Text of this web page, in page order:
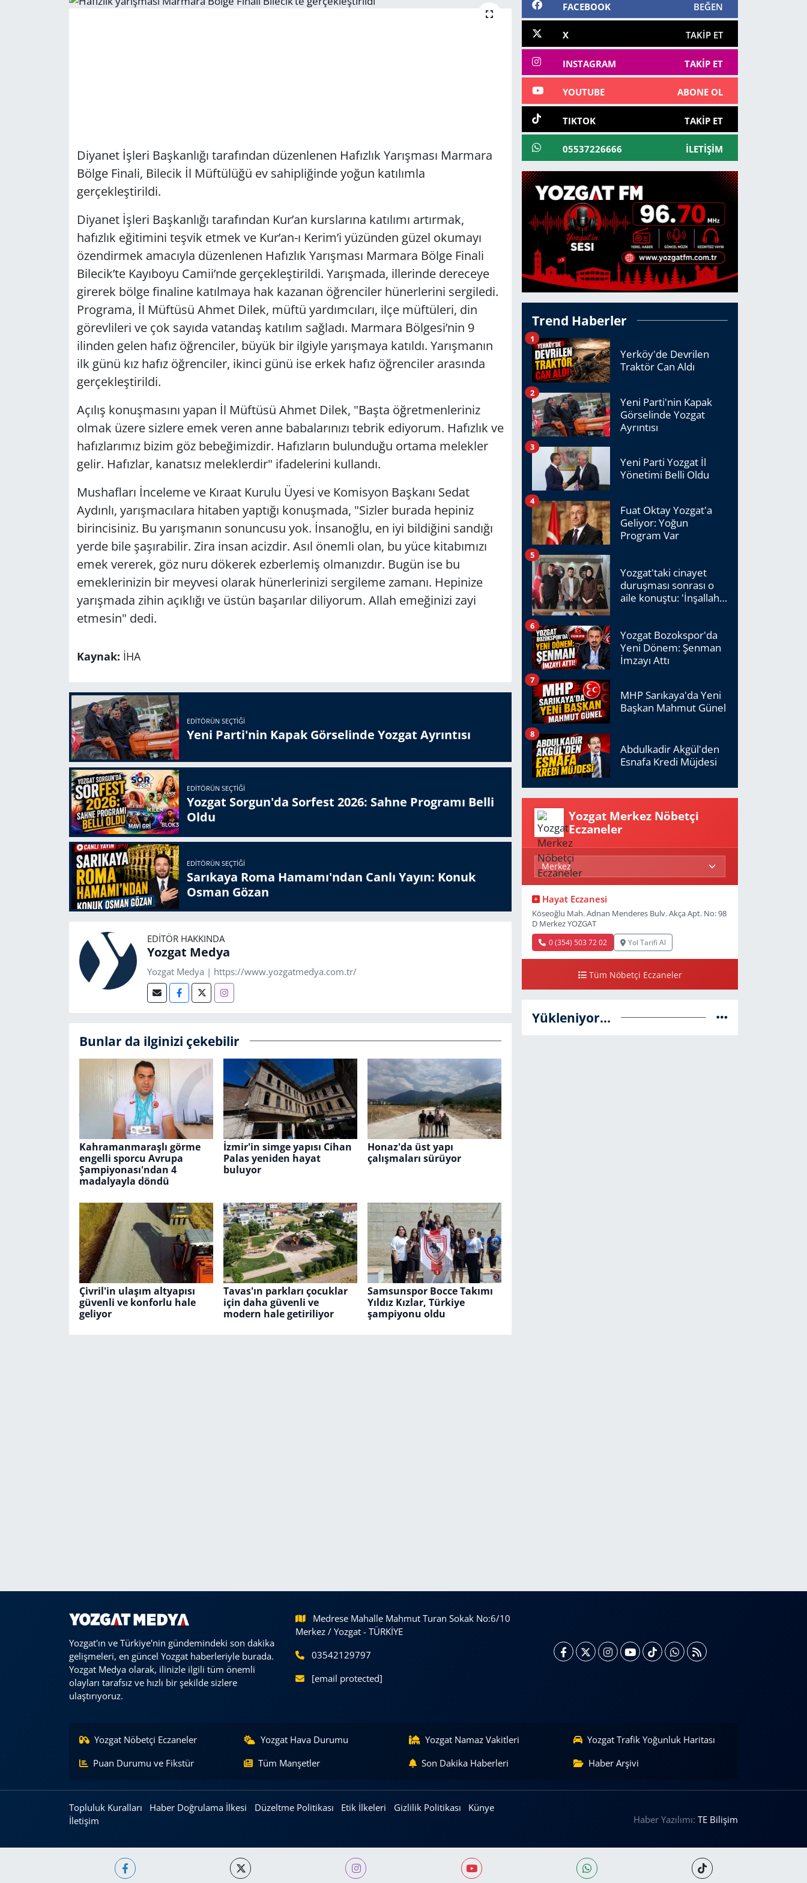
Diyanet İşleri Başkanlığı tarafından düzenlenen Hafızlık Yarışması Marmara
Bölge Finali, Bilecik İl Müftülüğü ev sahipliğinde yoğun katılımla
gerçekleştirildi.
Diyanet İşleri Başkanlığı tarafından Kur’an kurslarına katılımı artırmak,
hafızlık eğitimini teşvik etmek ve Kur’an-ı Kerim’i yüzünden güzel okumayı
özendirmek amacıyla düzenlenen Hafızlık Yarışması Marmara Bölge Finali
Bilecik’te Kayıboyu Camii’nde gerçekleştirildi. Yarışmada, illerinde dereceye
girerek bölge finaline katılmaya hak kazanan öğrenciler hünerlerini sergiledi.
Programa, İl Müftüsü Ahmet Dilek, müftü yardımcıları, ilçe müftüleri, din
görevlileri ve çok sayıda vatandaş katılım sağladı. Marmara Bölgesi’nin 9
ilinden gelen hafız öğrenciler, büyük bir ilgiyle yarışmaya katıldı. Yarışmanın
ilk günü kız hafız öğrenciler, ikinci günü ise erkek hafız öğrenciler arasında
gerçekleştirildi.
Açılış konuşmasını yapan İl Müftüsü Ahmet Dilek, "Başta öğretmenleriniz
olmak üzere sizlere emek veren anne babalarınızı tebrik ediyorum. Hafızlık ve
hafızlarımız bizim göz bebeğimizdir. Hafızların bulunduğu ortama melekler
gelir. Hafızlar, kanatsız meleklerdir" ifadelerini kullandı.
Mushafları İnceleme ve Kıraat Kurulu Üyesi ve Komisyon Başkanı Sedat
Aydınlı, yarışmacılara hitaben yaptığı konuşmada, "Sizler burada hepiniz
birincisiniz. Bu yarışmanın sonuncusu yok. İnsanoğlu, en iyi bildiğini sandığı
yerde bile şaşırabilir. Zira insan acizdir. Asıl önemli olan, bu yüce kitabımızı
emek vererek, göz nuru dökerek ezberlemiş olmanızdır. Bugün ise bu
emeklerinizin bir meyvesi olarak hünerlerinizi sergileme zamanı. Hepinize
yarışmada zihin açıklığı ve üstün başarılar diliyorum. Allah emeğinizi zayi
etmesin" dedi.
Kaynak: İHA
EDITÖRÜN SEÇTIĞI
Yeni Parti'nin Kapak Görselinde Yozgat Ayrıntısı
EDITÖRÜN SEÇTIĞI
Yozgat Sorgun'da Sorfest 2026: Sahne Programı Belli
Oldu
EDITÖRÜN SEÇTIĞI
Sarıkaya Roma Hamamı'ndan Canlı Yayın: Konuk
Osman Gözan
EDITÖR HAKKINDA
Yozgat Medya
Yozgat Medya | https://www.yozgatmedya.com.tr/
Bunlar da ilginizi çekebilir
Kahramanmaraşlı görme
engelli sporcu Avrupa
Şampiyonası'ndan 4
madalyayla döndü
İzmir'in simge yapısı Cihan
Palas yeniden hayat
buluyor
Honaz'da üst yapı
çalışmaları sürüyor
Çivril'in ulaşım altyapısı
güvenli ve konforlu hale
geliyor
Tavas'ın parkları çocuklar
için daha güvenli ve
modern hale getiriliyor
Samsunspor Bocce Takımı
Yıldız Kızlar, Türkiye
şampiyonu oldu
FACEBOOK BEĞEN
X TAKIP ET
INSTAGRAM TAKIP ET
YOUTUBE ABONE OL
TIKTOK TAKIP ET
05537226666 İLETIŞIM
Trend Haberler
Yerköy'de Devrilen
Traktör Can Aldı
1
Yeni Parti'nin Kapak
Görselinde Yozgat
Ayrıntısı
2
Yeni Parti Yozgat İl
Yönetimi Belli Oldu
3
Fuat Oktay Yozgat'a
Geliyor: Yoğun
Program Var
4
Yozgat'taki cinayet
duruşması sonrası o
aile konuştu: 'İnşallah
5
Yozgat Bozokspor'da
Yeni Dönem: Şenman
İmzayı Attı
6
MHP Sarıkaya'da Yeni
Başkan Mahmut Günel
7
Abdulkadir Akgül'den
Esnafa Kredi Müjdesi
8
Yozgat Merkez Nöbetçi
Eczaneler
Hayat Eczanesi
Köseoğlu Mah. Adnan Menderes Bulv. Akça Apt. No: 98
D Merkez YOZGAT
0 (354) 503 72 02 Yol Tarifi Al
Tüm Nöbetçi Eczaneler
Yükleniyor...
Yozgat'ın ve Türkiye'nin gündemindeki son dakika
gelişmeleri, en güncel Yozgat haberleriyle burada.
Yozgat Medya olarak, ilinizle ilgili tüm önemli
olayları tarafsız ve hızlı bir şekilde sizlere
ulaştırıyoruz.
Medrese Mahalle Mahmut Turan Sokak No:6/10
Merkez / Yozgat - TÜRKİYE
03542129797
[email protected]
Yozgat Nöbetçi Eczaneler Yozgat Hava Durumu Yozgat Namaz Vakitleri
Yozgat Trafik Yoğunluk Haritası
Puan Durumu ve Fikstür
Tüm Manşetler Son Dakika Haberleri Haber Arşivi
Topluluk Kuralları Haber Doğrulama İlkesi Düzeltme Politikası Etik İlkeleri Gizlilik Politikası
Künye
İletişim
Haber Yazılımı:TE Bilişim